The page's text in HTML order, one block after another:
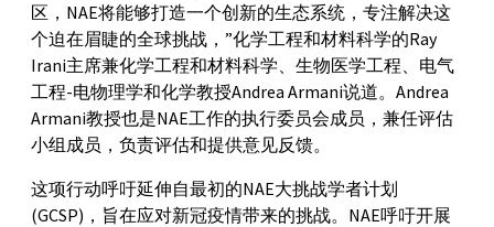
区，NAE将能够打造一个创新的生态系统，专注解决这
个迫在眉睫的全球挑战，”化学工程和材料科学的Ray
Irani主席兼化学工程和材料科学、生物医学工程、电气
工程-电物理学和化学教授Andrea Armani说道。Andrea
Armani教授也是NAE工作的执行委员会成员，兼任评估
小组成员，负责评估和提供意见反馈。
这项行动呼吁延伸自最初的NAE大挑战学者计划
(GCSP)，旨在应对新冠疫情带来的挑战。NAE呼吁开展